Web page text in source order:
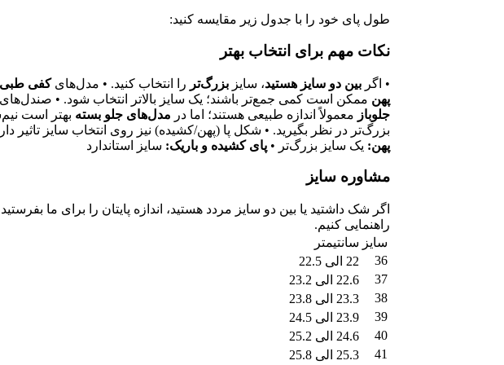
طول پای خود را با جدول زیر مقایسه کنید:
نکات مهم برای انتخاب بهتر
• اگر بین دو سایز هستید، سایز بزرگ‌تر را انتخاب کنید. • مدل‌هایکفی طبی
پهن ممکن است کمی جمع‌تر باشند؛ یک سایز بالاتر انتخاب شود. • صندل‌های
جلوباز معمولاً اندازه طبیعی هستند؛ اما در مدل‌های جلو بسته بهتر است
بزرگ‌تر در نظر بگیرید. • شکل پا (پهن/کشیده) نیز روی انتخاب سایز تاثیر
پهن: یک سایز بزرگ‌تر • پای کشیده و باریک: سایز استاندارد
مشاوره سایز
اگر شک داشتید یا بین دو سایز مردد هستید، اندازه پایتان را برای ما
راهنمایی کنیم.
سایز سانتیمتر
36
22 الی 22.5
37
22.6 الی 23.2
38
23.3 الی 23.8
39
23.9 الی 24.5
40
24.6 الی 25.2
41
25.3 الی 25.8